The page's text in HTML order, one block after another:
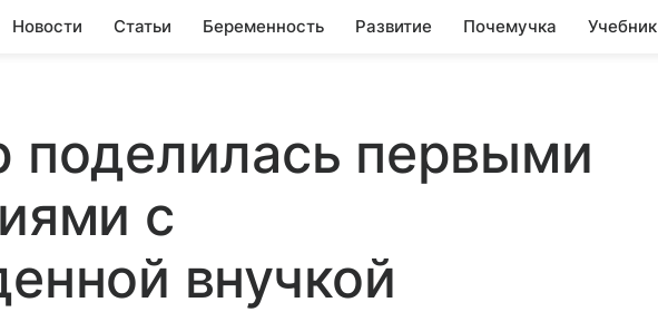
Новости Статьи Беременность Развитие Почемучка Учебник
первыми
с
внучкой